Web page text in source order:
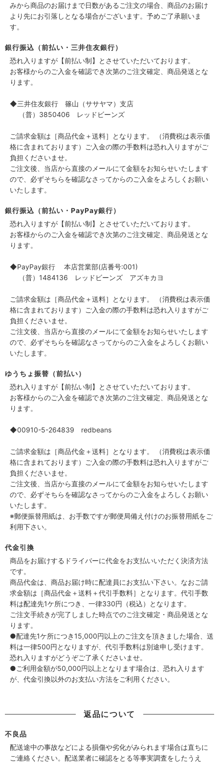
みから商品のお届けまで日数があるご注文の場合、商品のお届け
より先にお引落しとなる場合がございます。予めご了承願いま
す。
銀行振込（前払い・三井住友銀行）
恐れ入りますが【前払い制】とさせていただいております。
お客様からのご入金を確認でき次第のご注文確定、商品発送とな
ります。
◆三井住友銀行 篠山（ササヤマ）支店
（普）3850406 レッドビーンズ
ご請求金額は［商品代金＋送料］となります。 （消費税は表示価
格に含まれております）ご入金の際の手数料は恐れ入りますがご
負担くださいませ。
ご注文後、当店から直接のメールにて金額をお知らせいたします
ので、必ずそちらを確認なさってからのご入金をよろしくお願い
いたします。
銀行振込（前払い・PayPay銀行）
恐れ入りますが【前払い制】とさせていただいております。
お客様からのご入金を確認でき次第のご注文確定、商品発送とな
ります。
◆PayPay銀行 本店営業部(店番号:001)
（普）1484136 レッドビーンズ アズキカヨ
ご請求金額は［商品代金＋送料］となります。 （消費税は表示価
格に含まれております）ご入金の際の手数料は恐れ入りますがご
負担くださいませ。
ご注文後、当店から直接のメールにて金額をお知らせいたします
ので、必ずそちらを確認なさってからのご入金をよろしくお願い
いたします。
ゆうちょ振替（前払い）
恐れ入りますが【前払い制】とさせていただいております。
お客様からのご入金を確認でき次第のご注文確定、商品発送とな
ります。
◆00910-5-264839 redbeans
ご請求金額は［商品代金＋送料］となります。 （消費税は表示価
格に含まれております）ご入金の際の手数料は恐れ入りますがご
負担くださいませ。
ご注文後、当店から直接のメールにて金額をお知らせいたします
ので、必ずそちらを確認なさってからのご入金をよろしくお願い
いたします。
※郵便振替用紙は、お手数ですが郵便局備え付けのお振替用紙をご
利用下さい。
代金引換
商品をお届けするドライバーに代金をお支払いいただく決済方法
です。
商品代金は、商品お届け時に配達員にお支払い下さい。なおご請
求金額は［商品代金＋送料＋代引手数料］となります。代引手数
料は配達先1ケ所につき、一律330円（税込）となります。
ご注文手続きが完了しました時点でのご注文確定・商品発送とな
ります。
●配達先1ケ所につき15,000円以上のご注文を頂きました場合、送
料は一律500円となりますが、代引手数料は別途申し受けます。
恐れ入りますがどうぞご了承くださいませ。
●ご利用金額が50,000円以上となります場合は、恐れ入ります
が、代金引換以外のお支払い方法をご利用ください。
返品について
不良品
配送途中の事故などによる損傷や劣化がみられます場合は直ちに
ご連絡ください。配送業者に確認をとる等事実調査をしたうえ